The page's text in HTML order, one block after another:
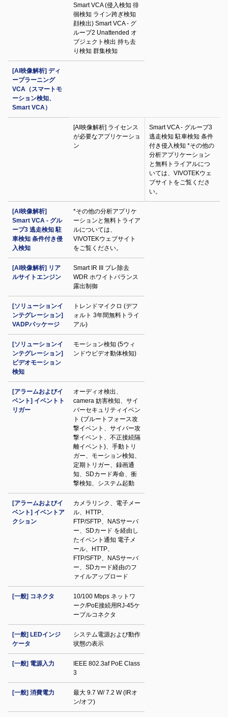
Smart VCA (侵入検知 徘
徊検知 ライン跨ぎ検知
顔検出) Smart VCA - グ
ループ2 Unattended オ
ブジェクト検出 持ち去
り検知 群集検知
[AI映像解析] ディ
ープラーニング
VCA（スマートモ
ーション検知、
Smart VCA）
[AI映像解析] ライセンス
が必要なアプリケーショ
ン
Smart VCA - グループ3
逃走検知 駐車検知 条件
付き侵入検知 *その他の
分析アプリケーション
と無料トライアルにつ
いては、VIVOTEKウェ
ブサイトをご覧くださ
い。
[AI映像解析]
Smart VCA - グル
ープ3 逃走検知 駐
車検知 条件付き侵
入検知
*その他の分析アプリケ
ーションと無料トライア
ルについては、
VIVOTEKウェブサイト
をご覧ください。
[AI映像解析] リア
ルサイトエンジン
Smart IR III ブレ除去
WDR ホワイトバランス
露出制御
[ソリューションイ
ンテグレーション]
VADPパッケージ
トレンドマイクロ (デフ
ォルト 3年間無料トライ
アル)
[ソリューションイ
ンテグレーション]
ビデオモーション
検知
モーション検知 (5ウィ
ンドウビデオ動体検知)
[アラームおよびイ
ベント] イベントト
リガー
オーディオ検出、
camera 妨害検知、サイ
バーセキュリティイベン
ト (ブルートフォース攻
撃イベント、サイバー攻
撃イベント、不正接続隔
離イベント)、手動トリ
ガー、モーション検知、
定期トリガー、録画通
知、SDカード寿命、衝
撃検知、システム起動
[アラームおよびイ
ベント] イベントア
クション
カメラリンク、電子メー
ル、HTTP、
FTP/SFTP、NASサーバ
ー、SDカード を経由し
たイベント通知 電子メ
ール、HTTP、
FTP/SFTP、NASサーバ
ー、SDカード経由のフ
ァイルアップロード
[一般] コネクタ
10/100 Mbps ネットワ
ーク/PoE接続用RJ-45ケ
ーブルコネクタ
[一般] LEDインジ
ケータ
システム電源および動作
状態の表示
[一般] 電源入力
IEEE 802.3af PoE Class
3
[一般] 消費電力
最大 9.7 W/ 7.2 W (IRオ
ン/オフ)